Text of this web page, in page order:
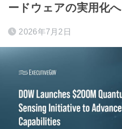
ードウェアの実用化へ
2026年7月2日